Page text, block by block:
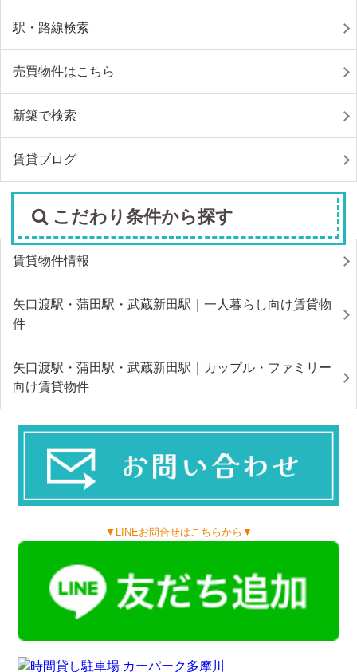
駅・路線検索
売買物件はこちら
新築で検索
賃貸ブログ
こだわり条件から探す
賃貸物件情報
矢口渡駅・蒲田駅・武蔵新田駅｜一人暮らし向け賃貸物
件
矢口渡駅・蒲田駅・武蔵新田駅｜カップル・ファミリー
向け賃貸物件
▼LINEお問合せはこちらから▼